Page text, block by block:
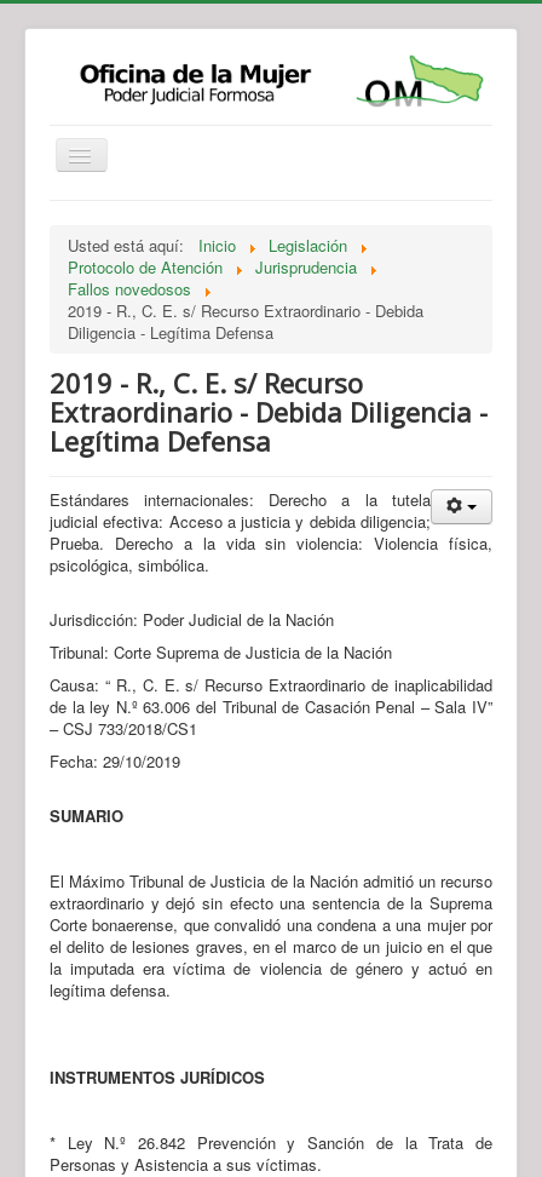
Legislación
Novedades
Recursos y Servicios de Atención
Usted está aquí: Inicio
Legislación
Protocolo de Atención
Jurisprudencia
Fallos novedosos
2019 - R., C. E. s/ Recurso Extraordinario - Debida
Diligencia - Legítima Defensa
2019 - R., C. E. s/ Recurso
Extraordinario - Debida Diligencia -
Legítima Defensa
Estándares internacionales: Derecho a la tutela
judicial efectiva: Acceso a justicia y debida diligencia;
Prueba. Derecho a la vida sin violencia: Violencia física,
psicológica, simbólica.
Jurisdicción: Poder Judicial de la Nación
Tribunal: Corte Suprema de Justicia de la Nación
Causa: “ R., C. E. s/ Recurso Extraordinario de inaplicabilidad
de la ley N.º 63.006 del Tribunal de Casación Penal – Sala IV”
– CSJ 733/2018/CS1
Fecha: 29/10/2019
SUMARIO
El Máximo Tribunal de Justicia de la Nación admitió un recurso
extraordinario y dejó sin efecto una sentencia de la Suprema
Corte bonaerense, que convalidó una condena a una mujer por
el delito de lesiones graves, en el marco de un juicio en el que
la imputada era víctima de violencia de género y actuó en
legítima defensa.
INSTRUMENTOS JURÍDICOS
* Ley N.º 26.842 Prevención y Sanción de la Trata de
Personas y Asistencia a sus víctimas.